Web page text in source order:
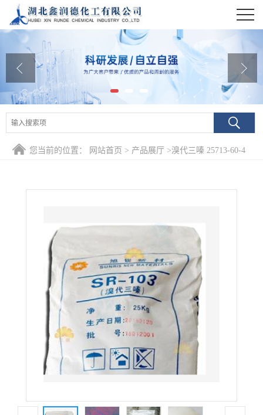
公司首页
公司介绍
公司动态
产品展厅
证书荣誉
您当前的位置： 网站首页 > 产品展厅 >溴代三嗪 25713-60-4